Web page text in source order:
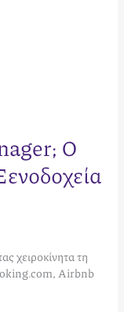
Ο
χειροκίνητα τη
Airbnb